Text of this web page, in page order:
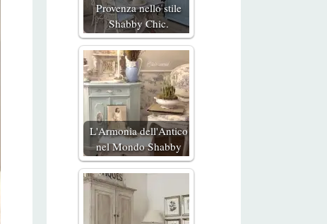
Provenza nello stile
Shabby Chic.
L'Armonia dell'Antico
nel Mondo Shabby